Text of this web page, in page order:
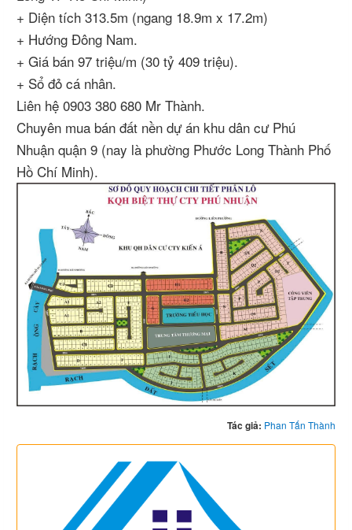
+ Diện tích 313.5m (ngang 18.9m x 17.2m)
+ Hướng Đông Nam.
+ Giá bán 97 triệu/m (30 tỷ 409 triệu).
+ Sổ đỏ cá nhân.
Liên hệ 0903 380 680 Mr Thành.
Chuyên mua bán đất nền dự án khu dân cư Phú
Nhuận quận 9 (nay là phường Phước Long Thành Phố
Hồ Chí Minh).
Tác giả: Phan Tấn Thành